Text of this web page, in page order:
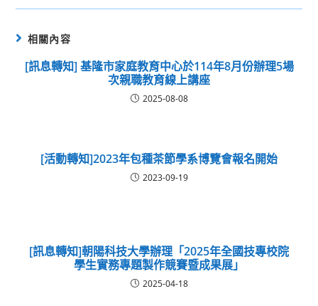
相關內容
[訊息轉知] 基隆市家庭教育中心於114年8月份辦理5場
次親職教育線上講座
2025-08-08
[活動轉知]2023年包種茶節學系博覽會報名開始
2023-09-19
[訊息轉知]朝陽科技大學辦理「2025年全國技專校院
學生實務專題製作競賽暨成果展」
2025-04-18